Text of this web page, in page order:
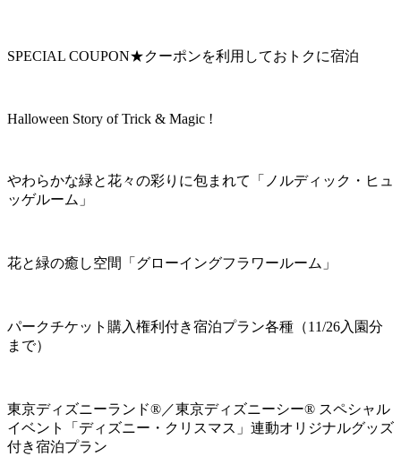
SPECIAL COUPON★クーポンを利用しておトクに宿泊
Halloween Story of Trick & Magic !
やわらかな緑と花々の彩りに包まれて「ノルディック・ヒュ
ッゲルーム」
花と緑の癒し空間「グローイングフラワールーム」
パークチケット購入権利付き宿泊プラン各種（11/26入園分
まで）
東京ディズニーランド®／東京ディズニーシー® スペシャル
イベント「ディズニー・クリスマス」連動オリジナルグッズ
付き宿泊プラン